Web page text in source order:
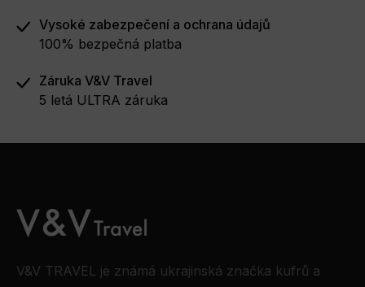
Vysoké zabezpečení a ochrana údajů
100% bezpečná platba
Záruka V&V Travel
5 letá ULTRA záruka
V&V TRAVEL je známá ukrajinská značka kufrů a